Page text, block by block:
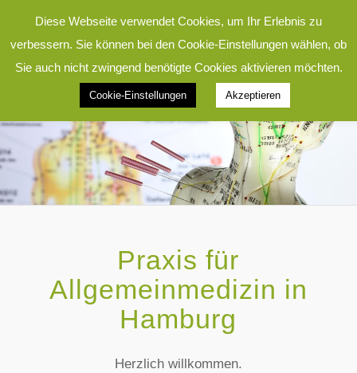
Praxis für
Allgemeinmedizin in
Hamburg
Herzlich willkommen.
Diese Webseite verwendet Cookies, um Ihr Erlebnis zu
verbessern. Sie können bei den Cookie-Einstellungen wählen, ob
Sie auch nicht zwingend benötigte Cookies aktivieren möchten.
Cookie-Einstellungen Akzeptieren